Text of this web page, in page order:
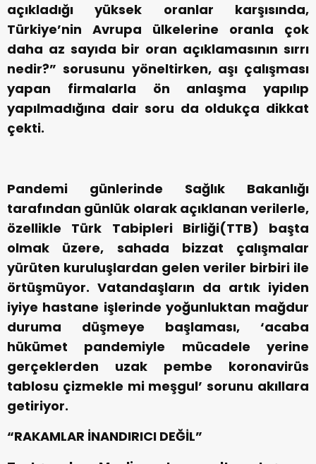
açıkladığı yüksek oranlar karşısında,
Türkiye’nin Avrupa ülkelerine oranla çok
daha az sayıda bir oran açıklamasının sırrı
nedir?” sorusunu yöneltirken, aşı çalışması
yapan firmalarla ön anlaşma yapılıp
yapılmadığına dair soru da oldukça dikkat
çekti.
Pandemi günlerinde Sağlık Bakanlığı
tarafından günlük olarak açıklanan verilerle,
özellikle Türk Tabipleri Birliği(TTB) başta
olmak üzere, sahada bizzat çalışmalar
yürüten kuruluşlardan gelen veriler birbiri ile
örtüşmüyor. Vatandaşların da artık iyiden
iyiye hastane işlerinde yoğunluktan mağdur
duruma düşmeye başlaması, ‘acaba
hükümet pandemiyle mücadele yerine
gerçeklerden uzak pembe koronavirüs
tablosu çizmekle mi meşgul’ sorunu akıllara
getiriyor.
“RAKAMLAR İNANDIRICI DEĞİL”